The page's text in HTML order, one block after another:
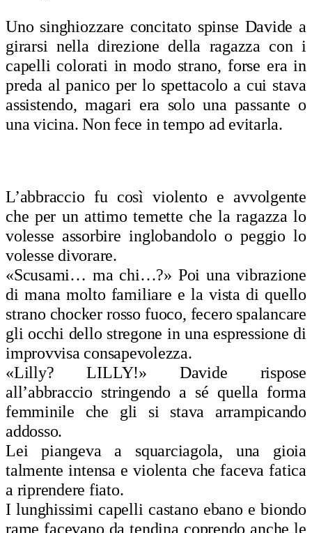
Uno singhiozzare concitato spinse Davide a
girarsi nella direzione della ragazza con i
capelli colorati in modo strano, forse era in
preda al panico per lo spettacolo a cui stava
assistendo, magari era solo una passante o
una vicina. Non fece in tempo ad evitarla.
L’abbraccio fu così violento e avvolgente
che per un attimo temette che la ragazza lo
volesse assorbire inglobandolo o peggio lo
volesse divorare.
«Scusami… ma chi…?» Poi una vibrazione
di mana molto familiare e la vista di quello
strano chocker rosso fuoco, fecero spalancare
gli occhi dello stregone in una espressione di
improvvisa consapevolezza.
«Lilly? LILLY!» Davide rispose
all’abbraccio stringendo a sé quella forma
femminile che gli si stava arrampicando
addosso.
Lei piangeva a squarciagola, una gioia
talmente intensa e violenta che faceva fatica
a riprendere fiato.
I lunghissimi capelli castano ebano e biondo
rame facevano da tendina coprendo anche le